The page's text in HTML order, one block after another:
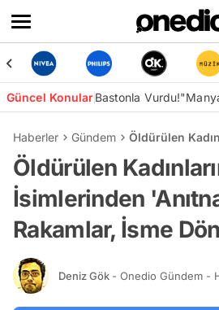
Güncel KonularBastonla Vurdu!
Haberler Gündem Öldürülen
Öldürülen
İsimlerinden
Rakamlar, İsme
Deniz Gök - Onedio Gündem -